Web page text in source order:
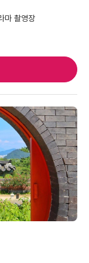
마 촬영장